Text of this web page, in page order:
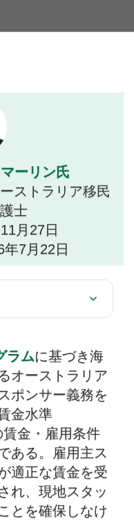
ーリン氏
ストラリア移民
士
月27日
年7月22日
help you all over
シップ義務
反
用主の義務の概要
ラムに基づき海
オーストラリア
ポンサー義務を
金水準
賃金・雇用条件
ある。雇用主ス
適正な賃金を受
れ、現地スタッ
とを確保しなけ